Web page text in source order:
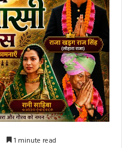
1 minute read